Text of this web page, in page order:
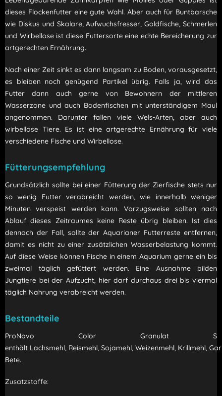
dieses Flockenfutter eine gute Wahl. Aber auch für Buntbarsche
wie Diskus und Skalare, Aufwuchsfresser, Goldfische, Schmerlen
und Wirbellose ist diese Futtersorte eine echte Bereicherung zur
artgerechten Ernährung.
Nach einer Zeit sinkt es dann langsam zu Boden, vorausgesetzt,
es bleiben noch genügend Partikel übrig. Falls ja, wird das
Futter dann auch gerne von Bewohnern der mittleren
Wasserzone und auch Bodenfischen mit unterständigem Maul
angenommen. Darunter fallen viele Wels-Arten, aber auch
wirbellose Tiere. Es ist eine artgerechte Ernährung für viele
verschiedene Fische und Wirbellose.
Fütterungsempfehlung
Grundsätzlich sollte bei einer Fütterung der Zierfische stets nur
so wenig Futter verabreicht werden, wie innerhalb weniger
Minuten verspeist werden kann. Vorzugsweise sollten nach
Ablauf dieses Zeitraumes keine Reste übrig bleiben. Ist dies
dennoch der Fall, sollte der Aquarianer Futterreste entfernen,
damit es nicht zu einer zusätzlichen Wasserbelastung kommt.
Auf diese Weise können Fische in einem Aquarium gerne ein bis
zweimal täglich gefüttert werden. Eine Ausnahme bilden
Jungtiere bei der Aufzucht, hier darf durchaus drei bis viermal
täglich Nahrung verabreicht werden.
Bestandteile
ProNovo Color Granulat S
enthält Lachsmehl, Reismehl, Sojamehl, Weizenmehl, Krillmehl,
Bete.
Zusatzstoffe: